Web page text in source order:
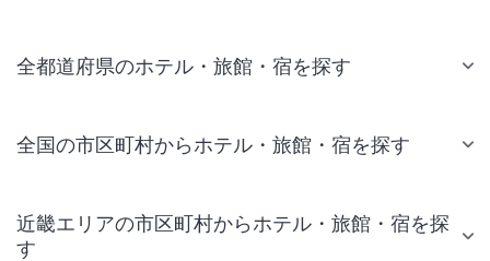
全都道府県のホテル・旅館・宿を探す
全国の市区町村からホテル・旅館・宿を探す
近畿エリアの市区町村からホテル・旅館・宿を探
す